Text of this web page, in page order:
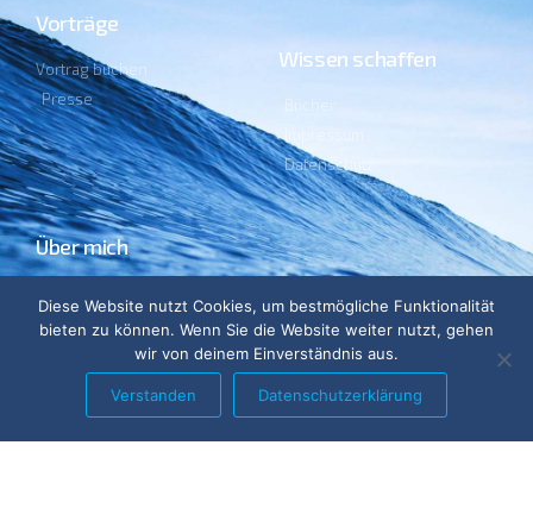
Vorträge
Vortrag buchen
Presse
Wissen schaffen
Datenschutz
Über mich
Ehrenämter
„In den kommenden Tagen fristet die Sonne wieder ein
Diese Website nutzt Cookies, um bestmögliche Funktionalität
bieten zu können. Wenn Sie die Website weiter nutzt, gehen
wir von deinem Einverständnis aus.
Verstanden Datenschutzerklärung